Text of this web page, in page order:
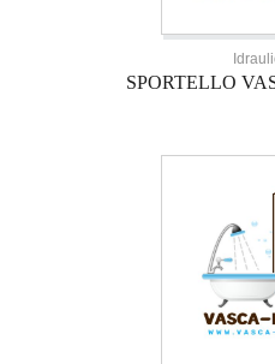
SPORTELLO